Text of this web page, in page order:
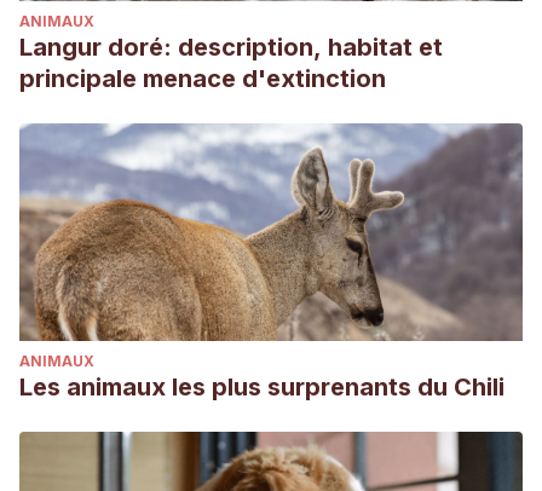
https://animaldiversity.org/accounts/Platax_pinnatus/
ANIMAUX
Langur doré: description, habitat et
principale menace d'extinction
ANIMAUX
Les animaux les plus surprenants du Chili